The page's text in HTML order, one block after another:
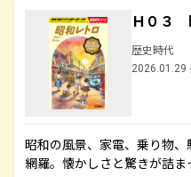
Ｈ０３
歴史時代
2026.01.29
昭和の風景、家電、乗り物
網羅。懐かしさと驚きが詰